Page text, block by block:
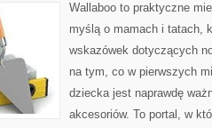
Wallaboo to praktyczne
myślą o mamach i tatach,
wskazówek dotyczących
na tym, co w pierwszych
dziecka jest naprawdę
akcesoriów. To portal, w